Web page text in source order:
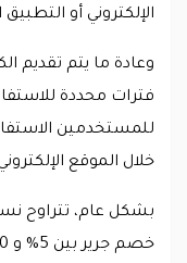
الإلكتروني أو
وعادة ما يتم تقديم
فترات محددة
للمستخدمين
خلال الموقع
بشكل عام، تتراوح